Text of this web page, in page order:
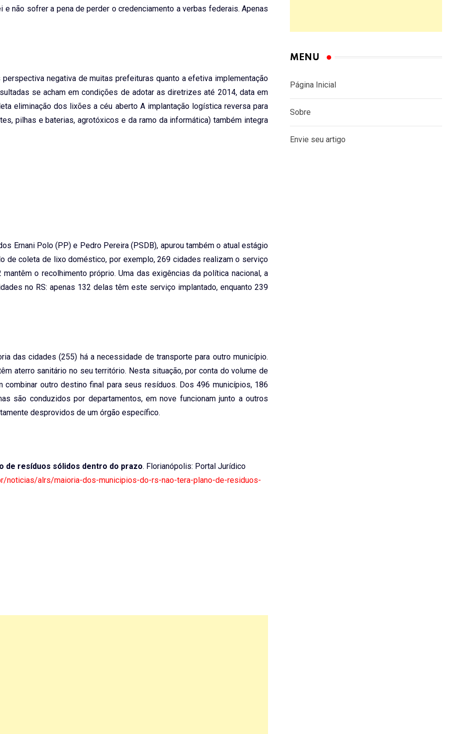
não sofrer a pena de perder o credenciamento a verbas federais. Apenas
negativa de muitas prefeituras quanto a efetiva implementação
se acham em condições de adotar as diretrizes até 2014, data em
eliminação dos lixões a céu aberto A implantação logística reversa para
pilhas e baterias, agrotóxicos e da ramo da informática) também integra
Ernani Polo (PP) e Pedro Pereira (PSDB), apurou também o atual estágio
de coleta de lixo doméstico, por exemplo, 269 cidades realizam o serviço
o recolhimento próprio. Uma das exigências da política nacional, a
no RS: apenas 132 delas têm este serviço implantado, enquanto 239
das cidades (255) há a necessidade de transporte para outro município.
aterro sanitário no seu território. Nesta situação, por conta do volume de
outro destino final para seus resíduos. Dos 496 municípios, 186
são conduzidos por departamentos, em nove funcionam junto a outros
desprovidos de um órgão específico.
de resíduos sólidos dentro do prazo. Florianópolis: Portal Jurídico
noticias/alrs/maioria-dos-municipios-do-rs-nao-tera-plano-de-residuos-